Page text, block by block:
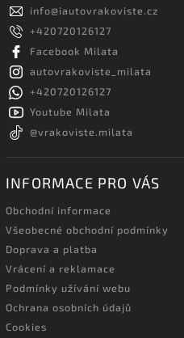
info@iautovrakoviste.cz
+420720126127
Facebook Milata
autovrakoviste_milata
+420720126127
Youtube Milata
@vrakoviste.milata
INFORMACE PRO VÁS
Obchodní informace
Všeobecné obchodní podmínky
Doprava a platba
Vrácení a reklamace
Podmínky užívání webu
Ochrana osobních údajů
Cookies